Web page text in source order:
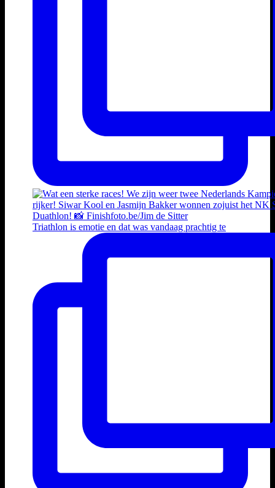
Triathlon is emotie en dat was vandaag prachtig te